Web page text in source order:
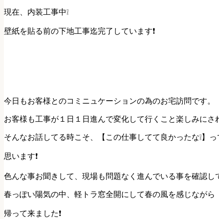
現在、内装工事中❕
壁紙を貼る前の下地工事迄完了しています❗
今日もお客様とのコミニュケーションの為のお宅訪問です。
お客様も工事が１日１日進んで変化して行くこと楽しみにさ
そんなお話してる時こそ、【この仕事してて良かったな❕】っ
思います❗
色んな事お聞きして、現場も問題なく進んでいる事を確認し
春っぽい陽気の中、軽トラ窓全開にして春の風を感じながら
帰って来ました❗